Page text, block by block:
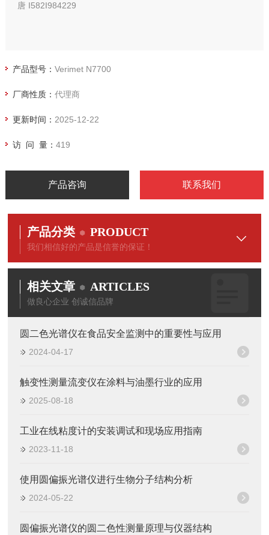
唐 I582I984229
产品型号： Verimet N7700
厂商性质： 代理商
更新时间： 2025-12-22
访 问 量： 419
产品咨询 联系我们
产品分类 PRODUCT
我们相信好的产品是信誉的保证！
相关文章 ARTICLES
做良心企业 创诚信品牌
圆二色光谱仪在食品安全监测中的重要性与应用
2024-04-17
触变性测量流变仪在涂料与油墨行业的应用
2025-08-18
工业在线粘度计的安装调试和现场应用指南
2023-11-18
使用圆偏振光谱仪进行生物分子结构分析
2024-05-22
圆偏振光谱仪的圆二色性测量原理与仪器结构